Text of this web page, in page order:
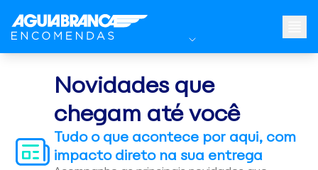
Novidades que
chegam até você
Tudo o que acontece por aqui, com
impacto direto na sua entrega